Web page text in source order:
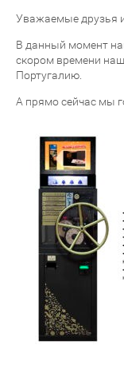
Уважаемые друзья
В данный момент
скором времени
Португалию.
А прямо сейчас мы